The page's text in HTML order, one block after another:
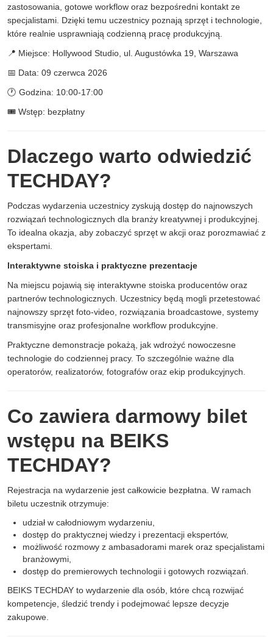
zastosowania, gotowe workflow oraz bezpośredni kontakt ze
specjalistami. Dzięki temu uczestnicy poznają sprzęt i technologie,
które realnie usprawniają codzienną pracę produkcyjną.
📍 Miejsce: Hollywood Studio, ul. Augustówka 19, Warszawa
📅 Data: 09 czerwca 2026
🕐 Godzina: 10:00-17:00
🎟️ Wstęp: bezpłatny
Dlaczego warto odwiedzić
TECHDAY?
Podczas wydarzenia uczestnicy zyskują dostęp do najnowszych
rozwiązań technologicznych dla branży kreatywnej i produkcyjnej.
To idealna okazja, aby zobaczyć sprzęt w akcji oraz porozmawiać z
ekspertami.
Interaktywne stoiska i praktyczne prezentacje
Na miejscu pojawią się interaktywne stoiska producentów oraz
partnerów technologicznych. Uczestnicy będą mogli przetestować
najnowszy sprzęt foto-video, rozwiązania broadcastowe, systemy
transmisyjne oraz profesjonalne workflow produkcyjne.
Praktyczne demonstracje pokażą, jak wdrożyć nowoczesne
technologie do codziennej pracy. To szczególnie ważne dla
operatorów, realizatorów, fotografów oraz ekip produkcyjnych.
Co zawiera darmowy bilet
wstępu na BEIKS
TECHDAY?
Rejestracja na wydarzenie jest całkowicie bezpłatna. W ramach
biletu uczestnik otrzymuje:
udział w całodniowym wydarzeniu,
dostęp do praktycznej wiedzy i prezentacji ekspertów,
możliwość rozmowy z ambasadorami marek oraz specjalistami
branżowymi,
dostęp do premierowych technologii i gotowych rozwiązań.
BEIKS TECHDAY to wydarzenie dla osób, które chcą rozwijać
kompetencje, śledzić trendy i podejmować lepsze decyzje
zakupowe.